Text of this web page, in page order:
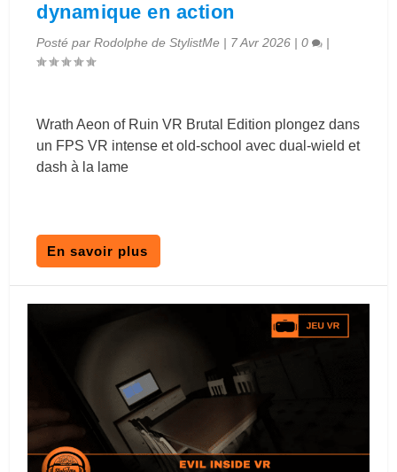
dynamique en action
Posté parRodolphe de StylistMe | 7 Avr 2026 |0 |
Wrath Aeon of Ruin VR Brutal Edition plongez dans
un FPS VR intense et old-school avec dual-wield et
dash à la lame
En savoir plus